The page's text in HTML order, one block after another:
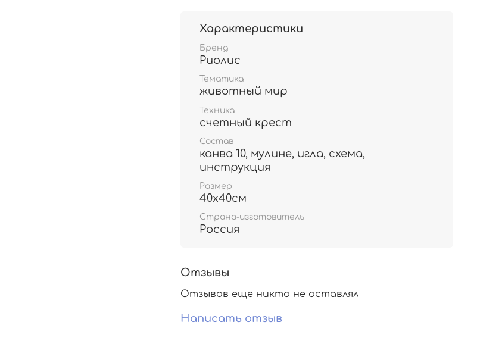
Характеристики
Бренд
Риолис
Тематика
животный мир
Техника
счетный крест
Состав
канва 10, мулине, игла, схема,
инструкция
Размер
40х40см
Страна-изготовитель
Россия
Отзывы
Отзывов еще никто не оставлял
Написать отзыв